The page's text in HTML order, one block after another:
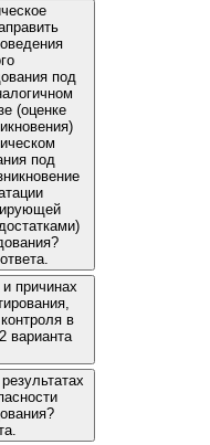
под
(оценке
под
причинах
в
варианта